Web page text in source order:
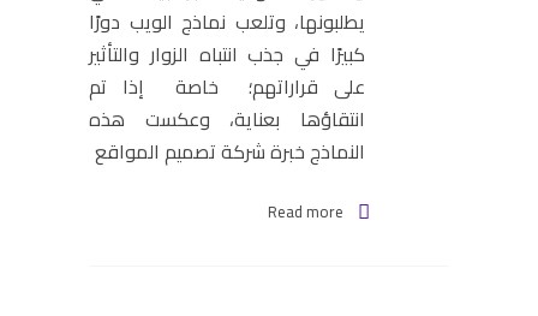
يطلبونها، وتلعب نماذج الويب دورًا
كبيرًا في جذب انتباه الزوار والتأثير
على قراراتهم؛ خاصة إذا تم
انتقاؤها بعناية، وعكست هذه
النماذج خبرة شركة تصميم المواقع
Read more